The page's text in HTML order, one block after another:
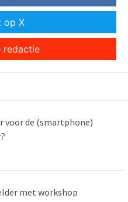
op X
redactie
voor de (smartphone)
met workshop